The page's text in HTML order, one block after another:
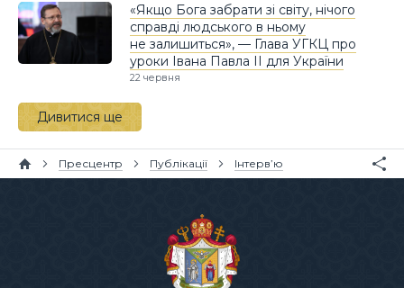
«Якщо Бога забрати зі світу, нічого
справді людського в ньому
не залишиться», — Глава УГКЦ про
уроки Івана Павла II для України
22 червня
Дивитися ще
Пресцентр Публікації Інтерв’ю